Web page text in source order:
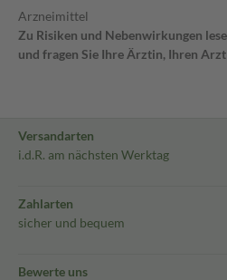
Arzneimittel
Zu Risiken und Nebenwirkungen
und fragen Sie Ihre Ärztin, Ihren
Versandarten
i.d.R. am nächsten Werktag
Zahlarten
sicher und bequem
Bewerte uns